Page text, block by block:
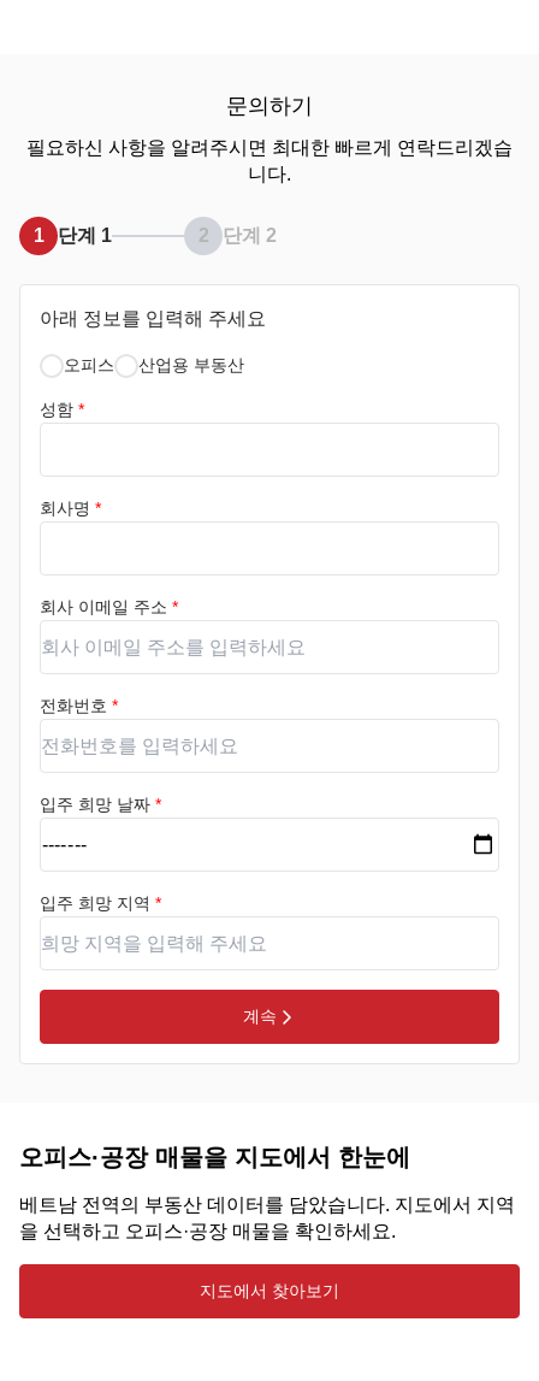
문의하기
필요하신 사항을 알려주시면 최대한 빠르게 연락드리겠습
니다.
1 단계 1 2 단계 2
아래 정보를 입력해 주세요
오피스 산업용 부동산
성함 *
회사명 *
회사 이메일 주소 *
전화번호 *
입주 희망 날짜 *
입주 희망 지역 *
계속
오피스·공장 매물을 지도에서 한눈에
베트남 전역의 부동산 데이터를 담았습니다. 지도에서 지역
을 선택하고 오피스·공장 매물을 확인하세요.
지도에서 찾아보기